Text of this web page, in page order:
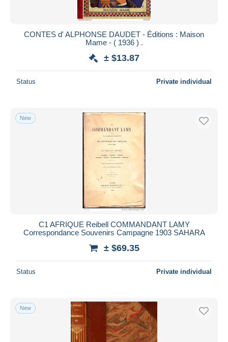
CONTES d' ALPHONSE DAUDET - Éditions : Maison
Mame - ( 1936 ) .
± $13.87
Status Private individual
New
C1 AFRIQUE Reibell COMMANDANT LAMY
Correspondance Souvenirs Campagne 1903 SAHARA
± $69.35
Status Private individual
New